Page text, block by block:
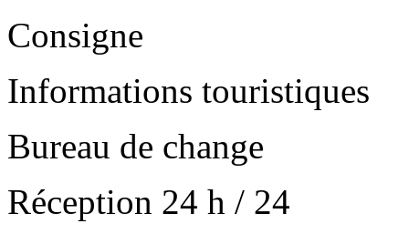
Consigne
Informations touristiques
Bureau de change
Réception 24 h / 24